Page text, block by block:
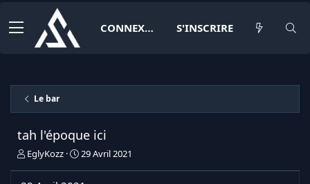
CONNEXION S'INSCRIRE
Le bar
tah l'époque ici
IEglyKozz
D
29 Avril 2021